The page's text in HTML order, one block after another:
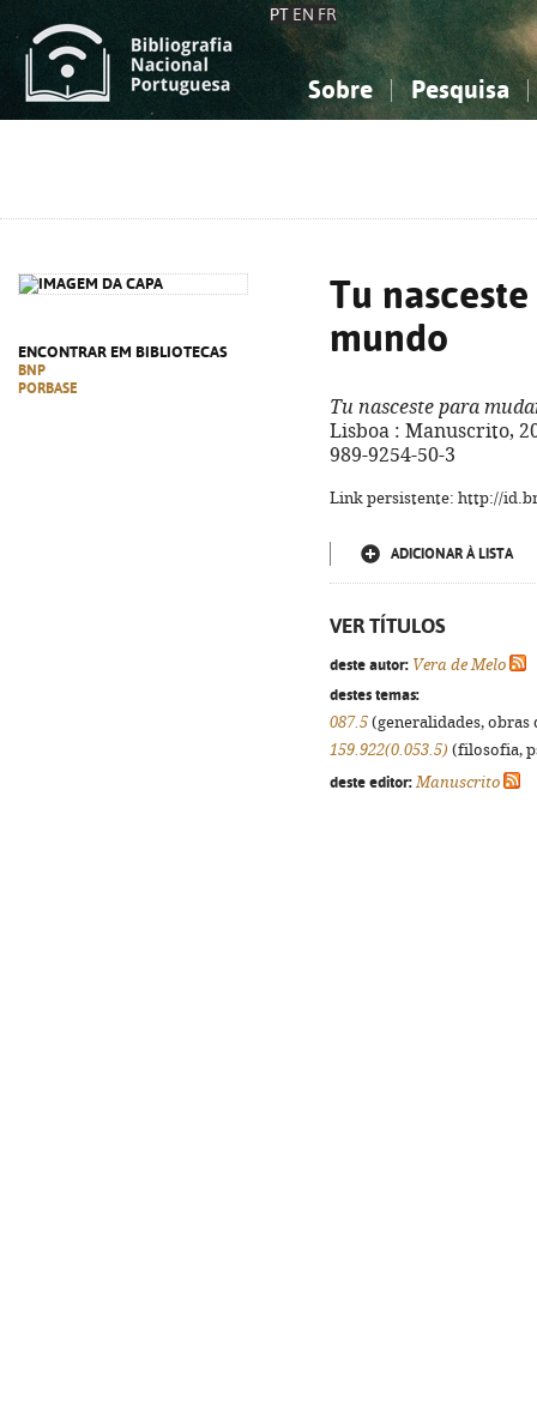
PT EN FR
Sobre Pesquisa
ENCONTRAR EM BIBLIOTECAS
BNP
PORBASE
Tu
mundo
Tu nasceste para
Lisboa : Manuscrito,
989-9254-50-3
Link persistente: http://
ADICIONAR À LISTA
VER TÍTULOS
deste autor: Vera de Melo
destes temas:
087.5 (generalidades,
159.922(0.053.5) (filosofia,
deste editor: Manuscrito